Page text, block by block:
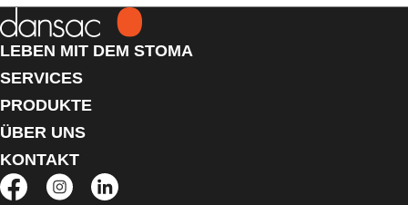
LEBEN MIT DEM STOMA
SERVICES
PRODUKTE
ÜBER UNS
KONTAKT